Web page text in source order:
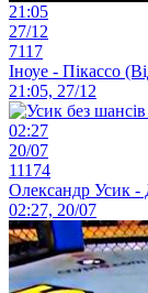
21:05
27/12
7117
Іноуе - Пікассо
21:05, 27/12
02:27
20/07
11174
Олександр Усик -
02:27, 20/07